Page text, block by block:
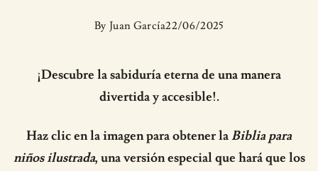
By Juan García22/06/2025
¡Descubre la sabiduría eterna de una manera
divertida y accesible!.
Haz clic en la imagen para obtener laBiblia para
niños ilustrada, una versión especial que hará que los